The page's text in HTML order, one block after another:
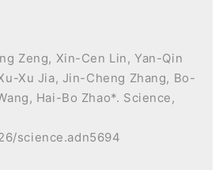
Zeng, Xin-Cen Lin, Yan-Qin
Xu Jia, Jin-Cheng Zhang, Bo-
Hai-Bo Zhao*. Science,
science.adn5694